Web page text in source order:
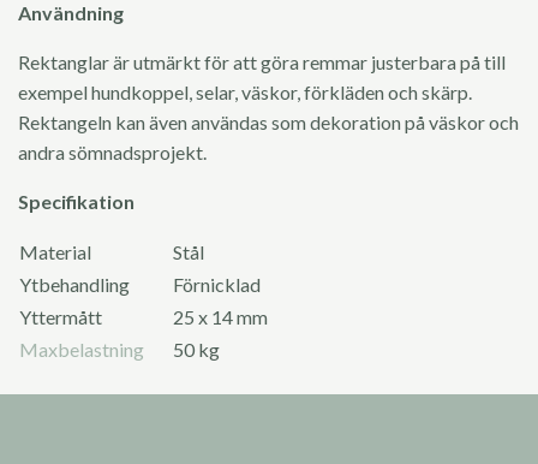
Användning
Rektanglar är utmärkt för att göra remmar justerbara på till
exempel hundkoppel, selar, väskor, förkläden och skärp.
Rektangeln kan även användas som dekoration på väskor och
andra sömnadsprojekt.
Specifikation
Material
Stål
Ytbehandling
Förnicklad
Yttermått
25 x 14 mm
Maxbelastning
50 kg